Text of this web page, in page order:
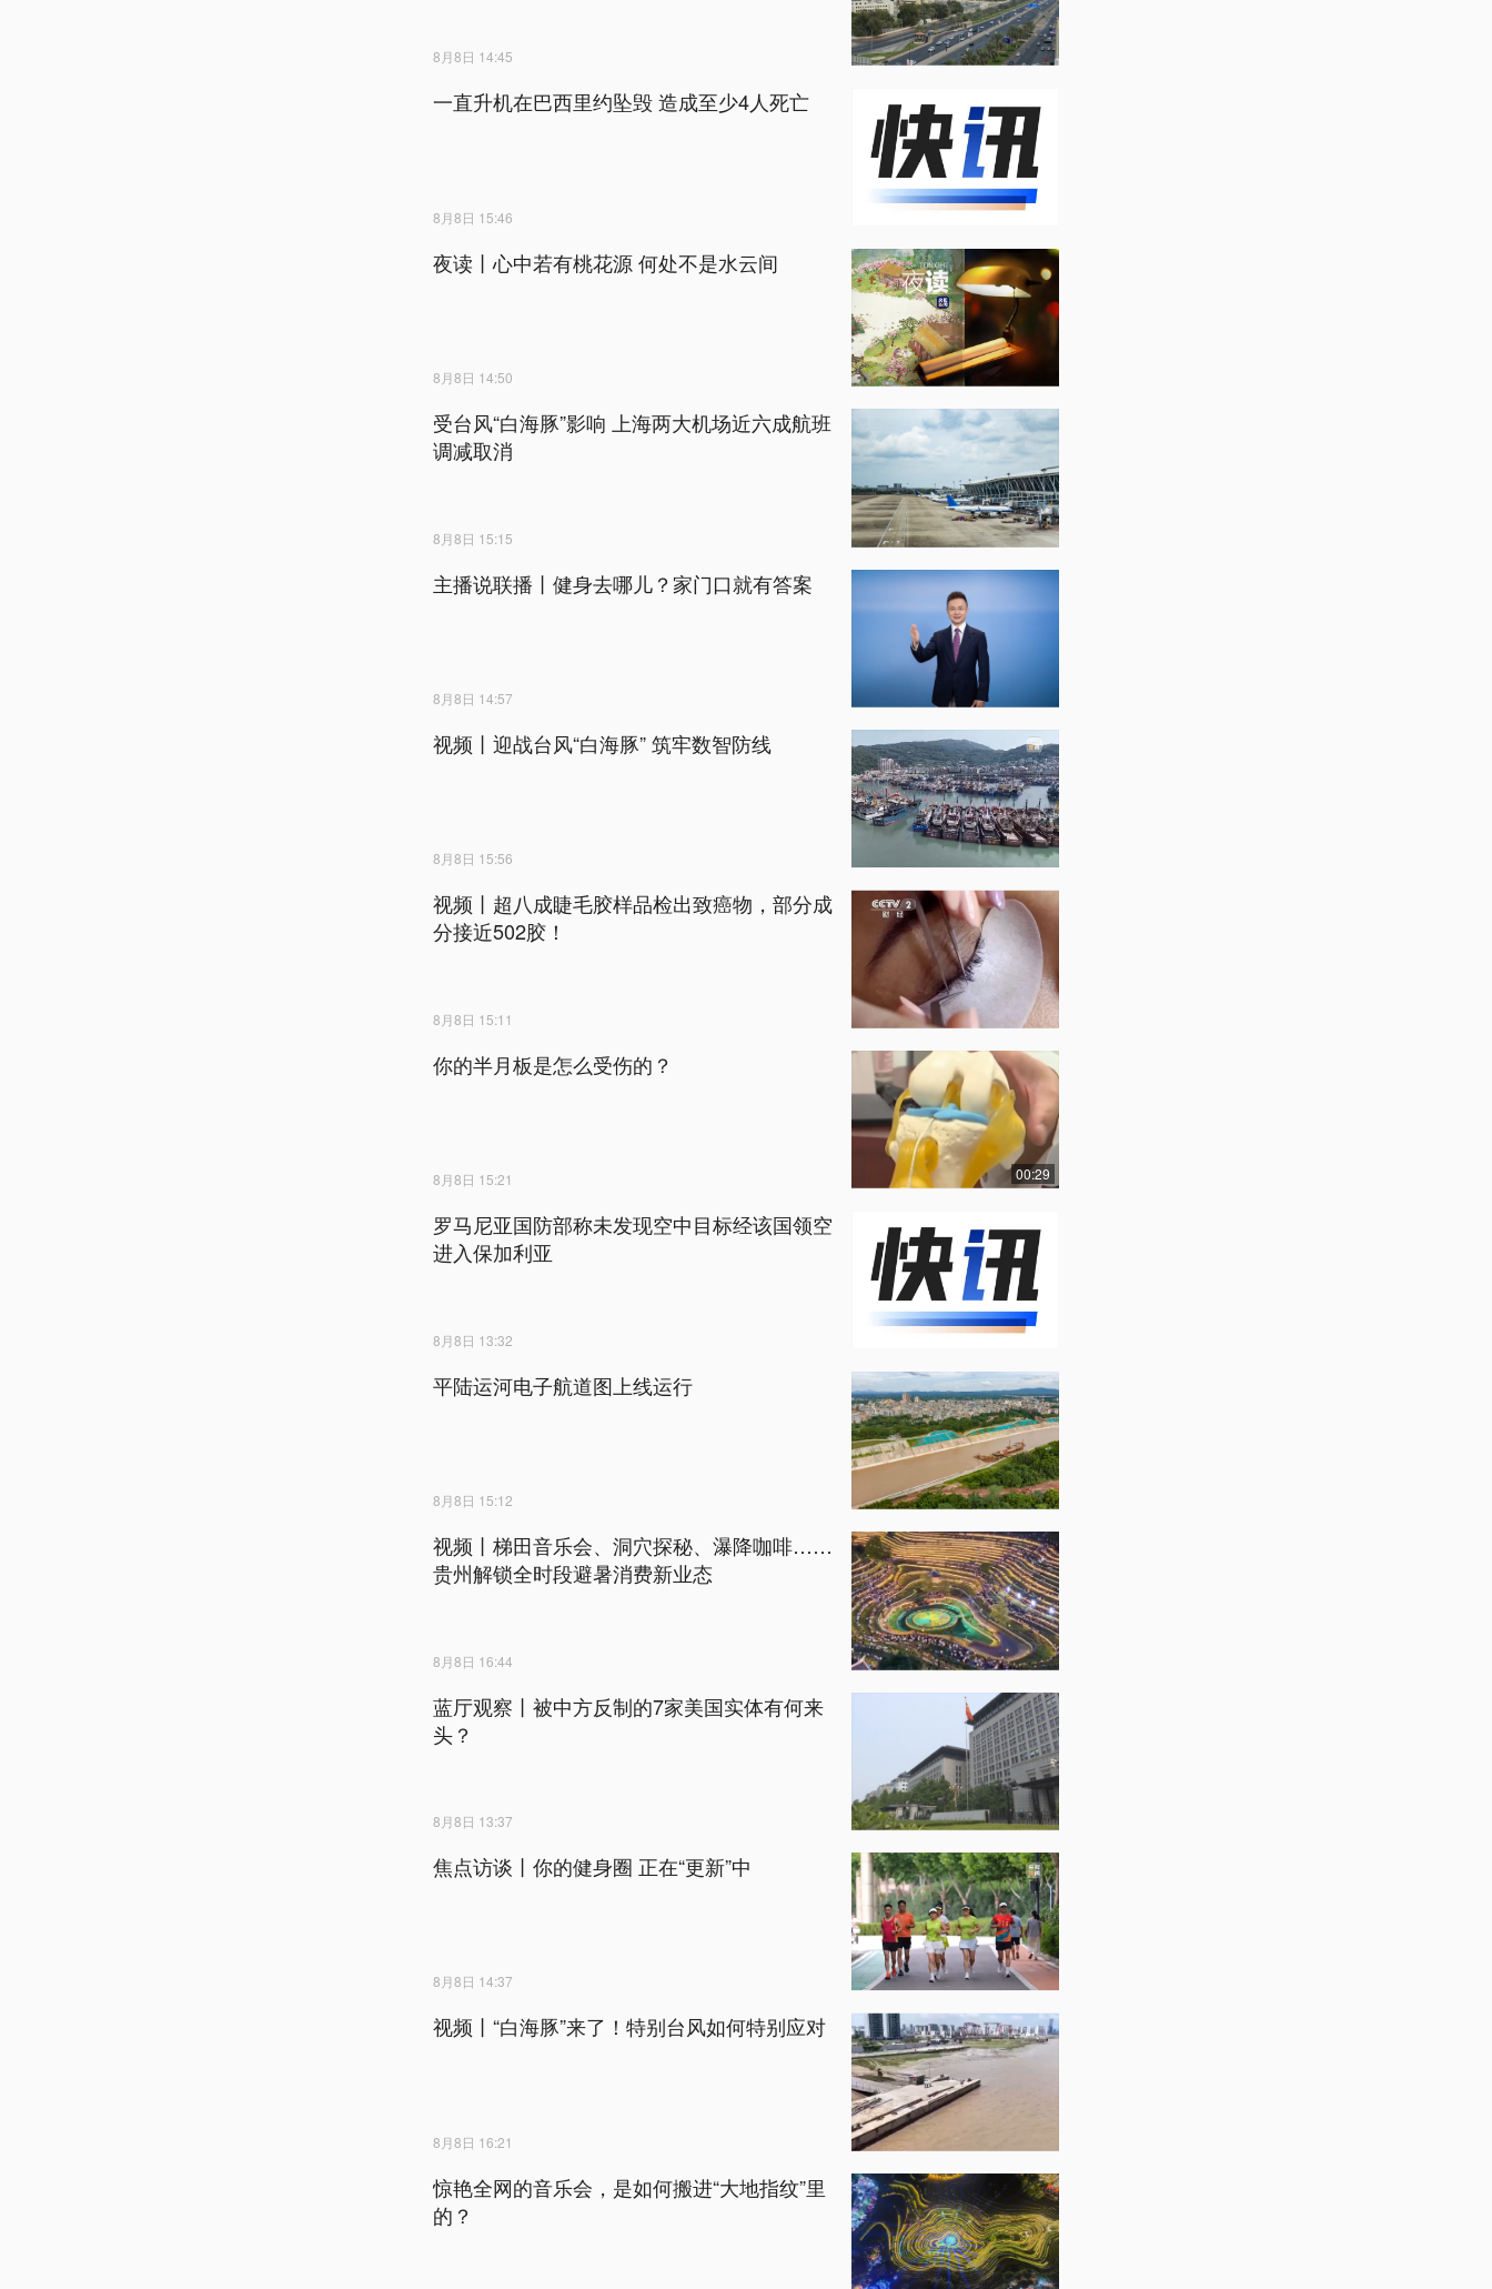
8月8日 14:45
一直升机在巴西里约坠毁 造成至少4人死亡
8月8日 15:46
夜读丨心中若有桃花源 何处不是水云间
8月8日 14:50
受台风“白海豚”影响 上海两大机场近六成航班
调减取消
8月8日 15:15
主播说联播丨健身去哪儿？家门口就有答案
8月8日 14:57
视频丨迎战台风“白海豚” 筑牢数智防线
8月8日 15:56
视频丨超八成睫毛胶样品检出致癌物，部分成
分接近502胶！
8月8日 15:11
你的半月板是怎么受伤的？
8月8日 15:21 00:29
罗马尼亚国防部称未发现空中目标经该国领空
进入保加利亚
8月8日 13:32
平陆运河电子航道图上线运行
8月8日 15:12
视频丨梯田音乐会、洞穴探秘、瀑降咖啡……
贵州解锁全时段避暑消费新业态
8月8日 16:44
蓝厅观察丨被中方反制的7家美国实体有何来
头？
8月8日 13:37
焦点访谈丨你的健身圈 正在“更新”中
8月8日 14:37
视频丨“白海豚”来了！特别台风如何特别应对
8月8日 16:21
惊艳全网的音乐会，是如何搬进“大地指纹”里
的？